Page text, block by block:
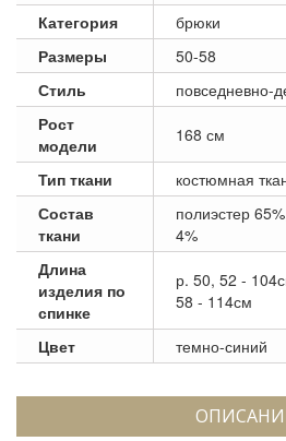
Категория
брюки
Размеры
50-58
Стиль
повседневно-
Рост
модели
168 см
Тип ткани
костюмная
Состав
ткани
полиэстер
4%
Длина
изделия по
спинке
р. 50, 52 -
58 - 114см
Цвет темно-синий